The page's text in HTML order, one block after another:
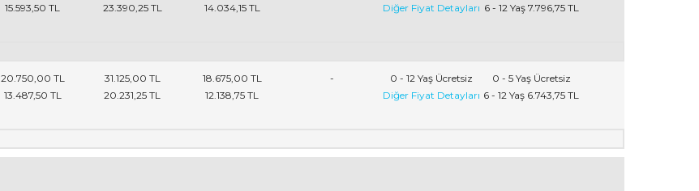
15.593,50 TL
23.390,25TL
14.034,15TL
Diğer Fiyat Detayları 6 - 12 Yaş 7.796,75TL
20.750,00 TL
13.487,50 TL
31.125,00 TL
20.231,25 TL
18.675,00 TL
12.138,75 TL
- 0 - 12 Yaş Ücretsiz
Diğer Fiyat Detayları
0 - 5 Yaş Ücretsiz
6 - 12 Yaş 6.743,75 TL